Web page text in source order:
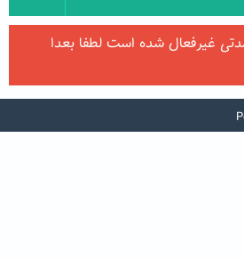
غیرفعال شده است لطفا بعدا